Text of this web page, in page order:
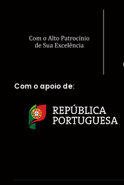
Com o apoio de: